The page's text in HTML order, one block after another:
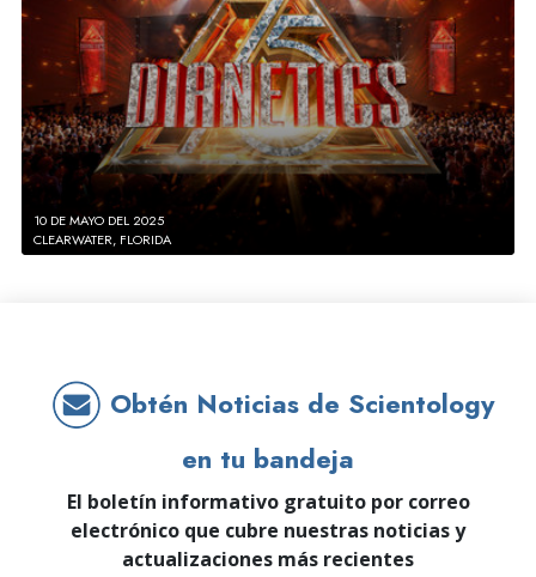
10 DE MAYO DEL 2025
CLEARWATER, FLORIDA
Obtén Noticias de Scientology
en tu bandeja
El boletín informativo gratuito por correo
electrónico que cubre nuestras noticias y
actualizaciones más recientes